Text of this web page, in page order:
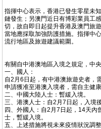
指揮中心表示，香港已發生零星未
鏈發生；另澳門近日有博彩業員工
切，故自即日起提升香港及澳門旅
當地應採取加強防護措施。指揮中
流行地區及旅遊建議範圍。
有關自中港澳地區入境之規定，中
一、國人：
自2月6日起，有中港澳旅遊史者，
申請獲准至港澳入境者，需自主健康
二、中國大陸人士：暫緩入境。
三、港澳人士：自2月7日起，入境
四、外國人：自2月7日起，14天內
士，暫緩入境。
五、上述措施將視未來疫情狀況調整